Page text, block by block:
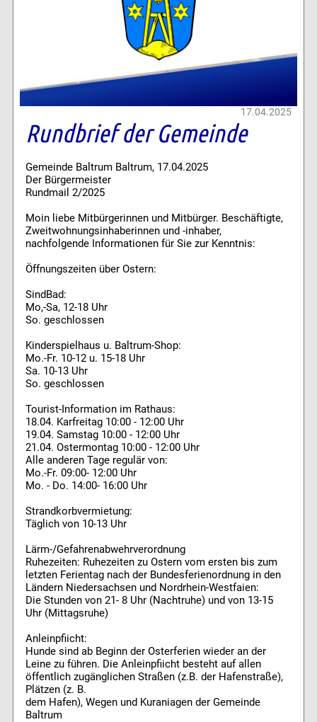
17.04.2025
Rundbrief der Gemeinde
Gemeinde Baltrum Baltrum, 17.04.2025
Der Bürgermeister
Rundmail 2/2025
Moin liebe Mitbürgerinnen und Mitbürger. Beschäftigte,
Zweitwohnungsinhaberinnen und -inhaber,
nachfolgende Informationen für Sie zur Kenntnis:
Öffnungszeiten über Ostern:
SindBad:
Mo,-Sa, 12-18 Uhr
So. geschlossen
Kinderspielhaus u. Baltrum-Shop:
Mo.-Fr. 10-12 u. 15-18 Uhr
Sa. 10-13 Uhr
So. geschlossen
Tourist-Information im Rathaus:
18.04. Karfreitag 10:00 - 12:00 Uhr
19.04. Samstag 10:00 - 12:00 Uhr
21.04. Ostermontag 10:00 - 12:00 Uhr
Alle anderen Tage regulär von:
Mo.-Fr. 09:00- 12:00 Uhr
Mo. - Do. 14:00- 16:00 Uhr
Strandkorbvermietung:
Täglich von 10-13 Uhr
Lärm-/Gefahrenabwehrverordnung
Ruhezeiten: Ruhezeiten zu Ostern vom ersten bis zum
letzten Ferientag nach der Bundesferienordnung in den
Ländern Niedersachsen und Nordrhein-Westfaien:
Die Stunden von 21- 8 Uhr (Nachtruhe) und von 13-15
Uhr (Mittagsruhe)
Anleinpfiicht:
Hunde sind ab Beginn der Osterferien wieder an der
Leine zu führen. Die Anleinpfiicht besteht auf allen
öffentlich zugänglichen Straßen (z.B. der Hafenstraße),
Plätzen (z. B.
dem Hafen), Wegen und Kuraniagen der Gemeinde
Baltrum